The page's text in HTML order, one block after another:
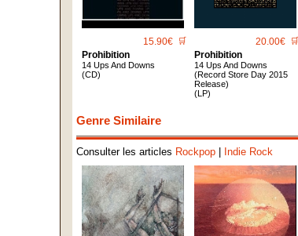
15.90€ 🛒
Prohibition
14 Ups And Downs
(CD)
20.00€ 🛒
Prohibition
14 Ups And Downs
(Record Store Day 2015
Release)
(LP)
Genre Similaire
Consulter les articles Rockpop| Indie Rock